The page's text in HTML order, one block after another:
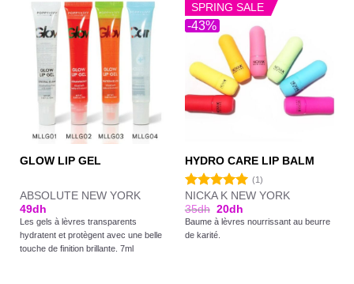
GLOW LIP GEL
ABSOLUTE NEW YORK
49dh
Les gels à lèvres transparents
hydratent et protègent avec une belle
touche de finition brillante. 7ml
-43%
SPRING SALE
HYDRO CARE LIP BALM
Note5.00
sur 5
(1)
NICKA K NEW YORK
35dh 20dh
Baume à lèvres nourrissant au beurre
de karité.